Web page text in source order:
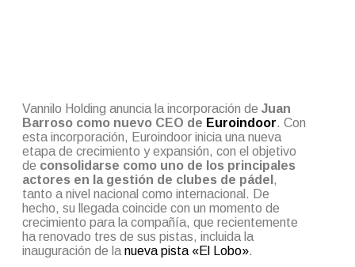
Vannilo Holding anuncia la incorporación de Juan
Barroso como nuevo CEO de Euroindoor. Con
esta incorporación, Euroindoor inicia una nueva
etapa de crecimiento y expansión, con el objetivo
de consolidarse como uno de los principales
actores en la gestión de clubes de pádel ,
tanto a nivel nacional como internacional. De
hecho, su llegada coincide con un momento de
crecimiento para la compañía, que recientemente
ha renovado tres de sus pistas, incluida la
inauguración de la nueva pista «El Lobo».